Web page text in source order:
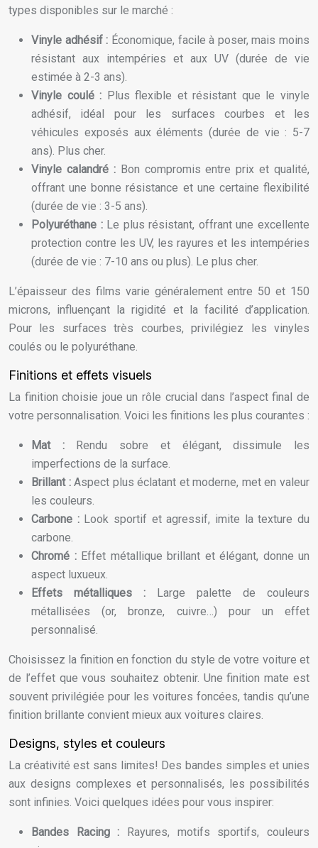
types disponibles sur le marché :
Vinyle adhésif : Économique, facile à poser, mais moins
résistant aux intempéries et aux UV (durée de vie
estimée à 2-3 ans).
Vinyle coulé : Plus flexible et résistant que le vinyle
adhésif, idéal pour les surfaces courbes et les
véhicules exposés aux éléments (durée de vie : 5-7
ans). Plus cher.
Vinyle calandré : Bon compromis entre prix et qualité,
offrant une bonne résistance et une certaine flexibilité
(durée de vie : 3-5 ans).
Polyuréthane : Le plus résistant, offrant une excellente
protection contre les UV, les rayures et les intempéries
(durée de vie : 7-10 ans ou plus). Le plus cher.
L’épaisseur des films varie généralement entre 50 et 150
microns, influençant la rigidité et la facilité d’application.
Pour les surfaces très courbes, privilégiez les vinyles
coulés ou le polyuréthane.
Finitions et effets visuels
La finition choisie joue un rôle crucial dans l’aspect final de
votre personnalisation. Voici les finitions les plus courantes :
Mat :
Rendu sobre et élégant, dissimule les
imperfections de la surface.
Brillant :Aspect plus éclatant et moderne, met en valeur
les couleurs.
Carbone : Look sportif et agressif, imite la texture du
carbone.
Chromé : Effet métallique brillant et élégant, donne un
aspect luxueux.
Effets métalliques :
Large palette de couleurs
métallisées (or, bronze, cuivre…) pour un effet
personnalisé.
Choisissez la finition en fonction du style de votre voiture et
de l’effet que vous souhaitez obtenir. Une finition mate est
souvent privilégiée pour les voitures foncées, tandis qu’une
finition brillante convient mieux aux voitures claires.
Designs, styles et couleurs
La créativité est sans limites! Des bandes simples et unies
aux designs complexes et personnalisés, les possibilités
sont infinies. Voici quelques idées pour vous inspirer:
Bandes Racing :
Rayures, motifs sportifs, couleurs